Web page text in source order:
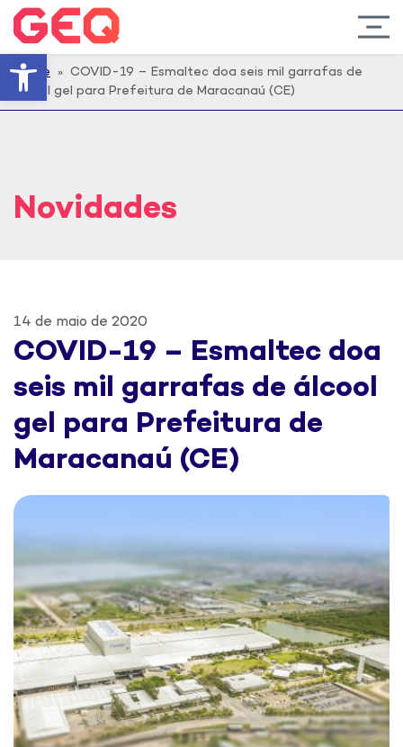
Home » COVID-19 – Esmaltec doa seis mil garrafas de
álcool gel para Prefeitura de Maracanaú (CE)
Novidades
14 de maio de 2020
COVID-19 – Esmaltec doa
seis mil garrafas de álcool
gel para Prefeitura de
Maracanaú (CE)
Barra de Ferramentas